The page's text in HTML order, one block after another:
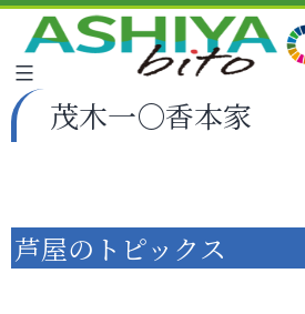
茂木一○香本家
芦屋のトピックス